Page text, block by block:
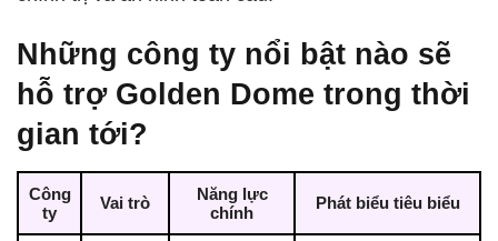
Những công ty nổi bật nào sẽ
hỗ trợ Golden Dome trong thời
gian tới?
Công
ty
Vai trò
Năng lực
chính
Phát biểu tiêu biểu